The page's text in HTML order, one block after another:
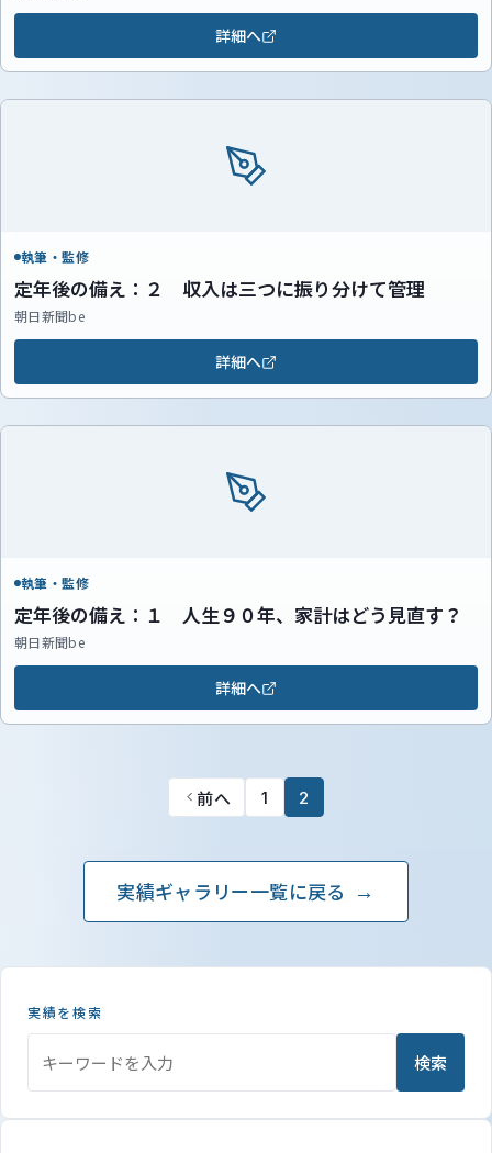
詳細へ
執筆・監修
定年後の備え：２ 収入は三つに振り分けて管理
朝日新聞be
詳細へ
執筆・監修
定年後の備え：１ 人生９０年、家計はどう見直す？
朝日新聞be
詳細へ
前へ 1 2
実績ギャラリー一覧に戻る
実績を検索
検索